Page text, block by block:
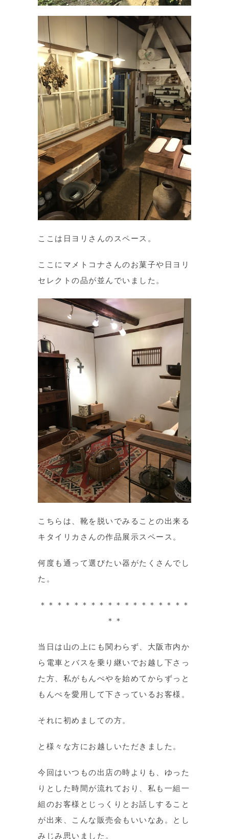
ここは日ヨリさんのスペース。
ここにマメトコナさんのお菓子や日ヨリ
セレクトの品が並んでいました。
こちらは、靴を脱いでみることの出来る
キタイリカさんの作品展示スペース。
何度も通って選びたい器がたくさんでし
た。
＊＊＊＊＊＊＊＊＊＊＊＊＊＊＊＊＊＊
＊＊
当日は山の上にも関わらず、大阪市内か
ら電車とバスを乗り継いでお越し下さっ
た方、私がもんぺやを始めてからずっと
もんぺを愛用して下さっているお客様。
それに初めましての方。
と様々な方にお越しいただきました。
今回はいつもの出店の時よりも、ゆった
りとした時間が流れており、私も一組一
組のお客様とじっくりとお話しすること
が出来、こんな販売会もいいなあ。とし
みじみ思いました。